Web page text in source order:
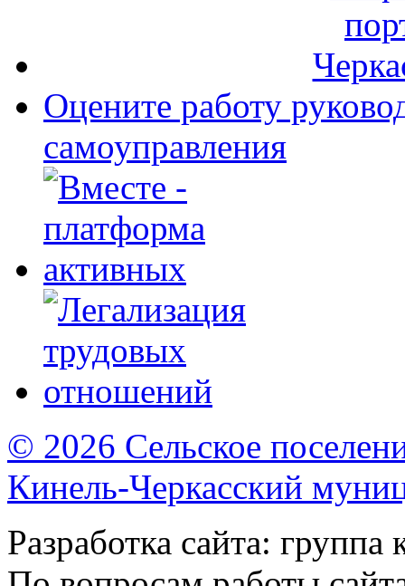
Оцените работу
самоуправления
© 2026 Сельское
Кинель-Черкасский
Разработка сайта: